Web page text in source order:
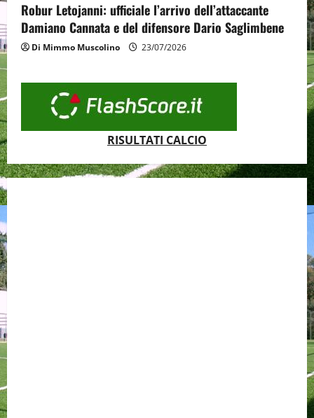
Robur Letojanni: ufficiale l’arrivo dell’attaccante
Damiano Cannata e del difensore Dario Saglimbene
Di Mimmo Muscolino 23/07/2026
RISULTATI CALCIO